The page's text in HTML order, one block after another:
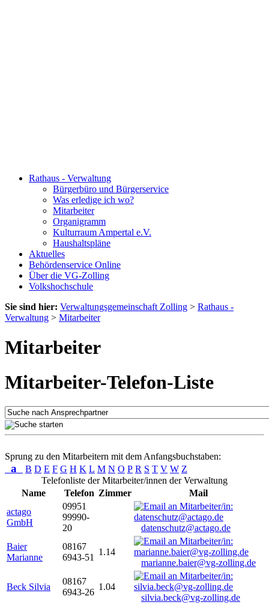
Rathaus - Verwaltung
Bürgerbüro und Bürgerservice
Was erledige ich wo?
Mitarbeiter
Organigramm
Kulturraum Ampertal e.V.
Haushaltspläne
Aktuelles
Behördenservice Online
Über die VG-Zolling
Volkshochschule
Sie sind hier: Verwaltungsgemeinschaft Zolling > Rathaus -
Verwaltung > Mitarbeiter
Mitarbeiter
Mitarbeiter-Telefon-Liste
Sprung zu den Mitarbeitern mit dem Anfangsbuchstaben:
a B D E F G H K L M N O P R S T V W Z
Telefonliste der Mitarbeiter/innen der Verwaltung
Name
Telefon Zimmer
Mail
actago
GmbH
09951
99990-
20
datenschutz@actago.de
Baier
Marianne
08167
6943-51
1.14
marianne.baier@vg-zolling.de
Beck Silvia
08167
6943-26
1.04
silvia.beck@vg-zolling.de